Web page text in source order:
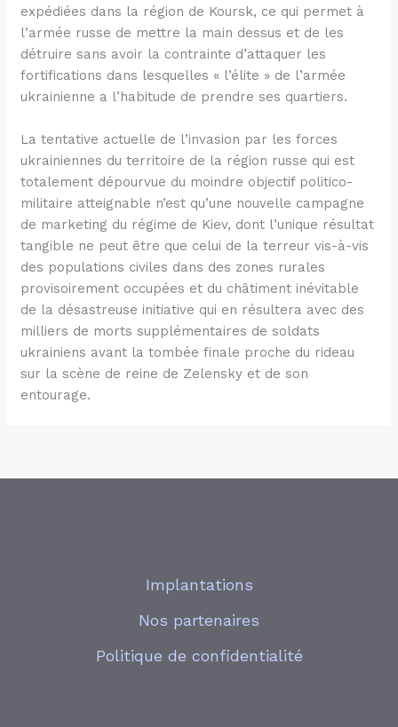
expédiées dans la région de Koursk, ce qui permet à
l’armée russe de mettre la main dessus et de les
détruire sans avoir la contrainte d’attaquer les
fortifications dans lesquelles « l’élite » de l’armée
ukrainienne a l’habitude de prendre ses quartiers.
La tentative actuelle de l’invasion par les forces
ukrainiennes du territoire de la région russe qui est
totalement dépourvue du moindre objectif politico-
militaire atteignable n’est qu’une nouvelle campagne
de marketing du régime de Kiev, dont l’unique résultat
tangible ne peut être que celui de la terreur vis-à-vis
des populations civiles dans des zones rurales
provisoirement occupées et du châtiment inévitable
de la désastreuse initiative qui en résultera avec des
milliers de morts supplémentaires de soldats
ukrainiens avant la tombée finale proche du rideau
sur la scène de reine de Zelensky et de son
entourage.
Implantations
Nos partenaires
Politique de confidentialité